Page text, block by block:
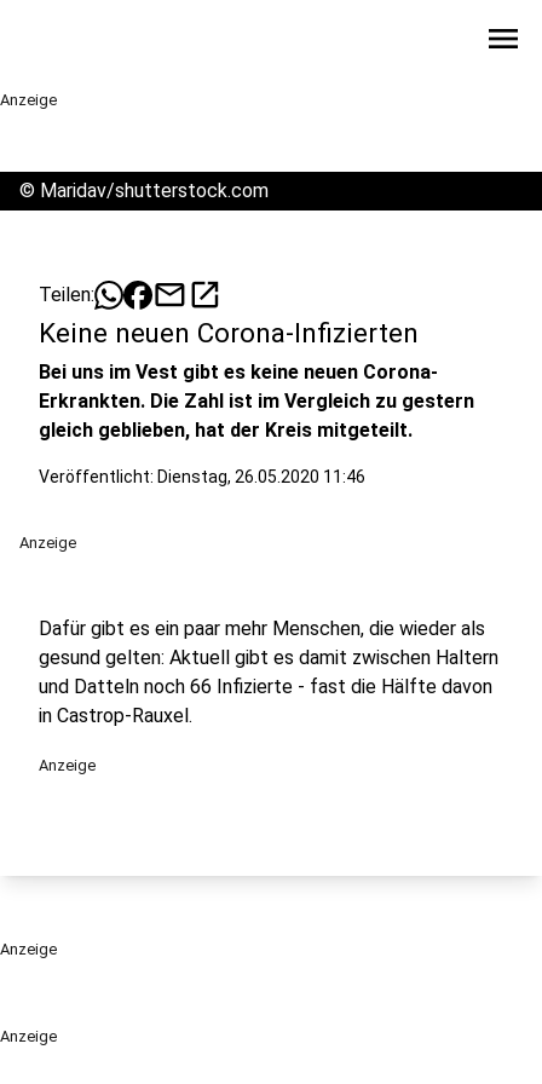
menu
Anzeige
Anzeige
© Maridav/shutterstock.com
Teilen: mailopen_in_new
Keine neuen Corona-Infizierten
Bei uns im Vest gibt es keine neuen Corona-
Erkrankten. Die Zahl ist im Vergleich zu gestern
gleich geblieben, hat der Kreis mitgeteilt.
Veröffentlicht: Dienstag, 26.05.2020 11:46
Anzeige
Dafür gibt es ein paar mehr Menschen, die wieder als
gesund gelten: Aktuell gibt es damit zwischen Haltern
und Datteln noch 66 Infizierte - fast die Hälfte davon
in Castrop-Rauxel.
Anzeige
Anzeige